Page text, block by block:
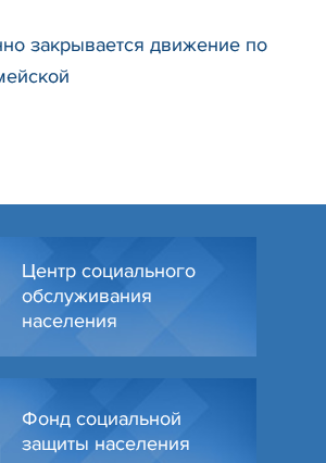
закрывается движение по
Центр социального
обслуживания
населения
Фонд социальной
защиты населения